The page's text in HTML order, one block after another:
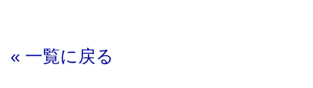
« 一覧に戻る